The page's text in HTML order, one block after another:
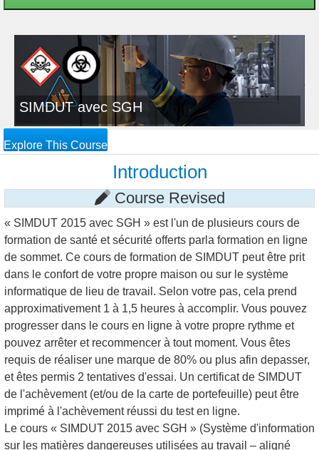
SIMDUT avec SGH
Explore This Course
Introduction
Course Revised
« SIMDUT 2015 avec SGH » est l'un de plusieurs cours de
formation de santé et sécurité offerts parla formation en ligne
de sommet. Ce cours de formation de SIMDUT peut être prit
dans le confort de votre propre maison ou sur le système
informatique de lieu de travail. Selon votre pas, cela prend
approximativement 1 à 1,5 heures à accomplir. Vous pouvez
progresser dans le cours en ligne à votre propre rythme et
pouvez arrêter et recommencer à tout moment. Vous êtes
requis de réaliser une marque de 80% ou plus afin depasser,
et êtes permis 2 tentatives d'essai. Un certificat de SIMDUT
de l'achèvement (et/ou de la carte de portefeuille) peut être
imprimé à l'achèvement réussi du test en ligne.
Le cours « SIMDUT 2015 avec SGH » (Système d'information
sur les matières dangereuses utilisées au travail – aligné